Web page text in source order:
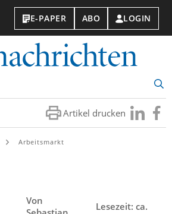
E-PAPER ABO LOGIN
Artikel drucken Besuchen
Sie
Sie
Arbeitsmarkt
Von
Lesezeit: ca.